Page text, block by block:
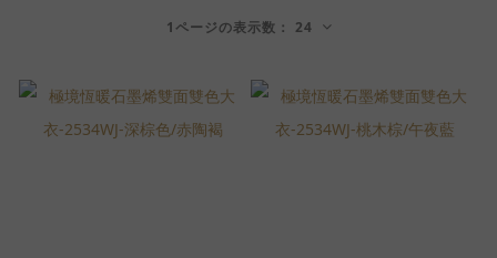
1ページの表示数： 24